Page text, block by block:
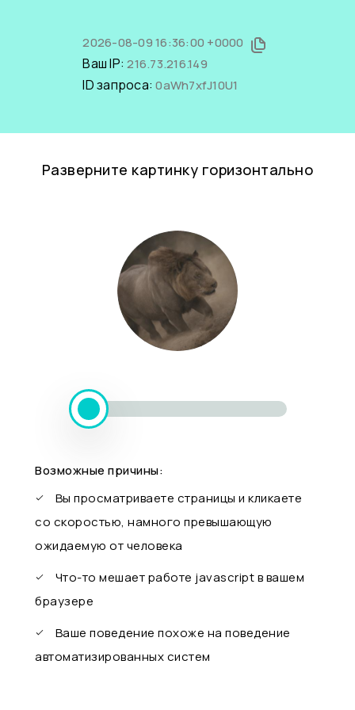
2026-08-09 16:36:00 +0000
Ваш IP:216.73.216.149
ID запроса:0aWh7xfJ10U1
Разверните картинку горизонтально
Возможные причины:
Вы просматриваете страницы и кликаете
со скоростью, намного превышающую
ожидаемую от человека
Что-то мешает работе javascript в вашем
браузере
Ваше поведение похоже на поведение
автоматизированных систем